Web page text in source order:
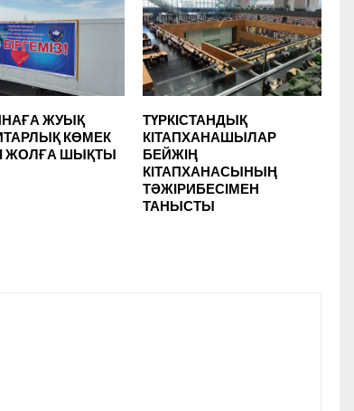
ЖУЫҚ
КӨМЕК
ЖОЛҒА ШЫҚТЫ
ТҮРКІСТАНДЫҚ
КІТАПХАНАШЫЛАР
БЕЙЖІҢ
КІТАПХАНАСЫНЫҢ
ТӘЖІРИБЕСІМЕН
ТАНЫСТЫ